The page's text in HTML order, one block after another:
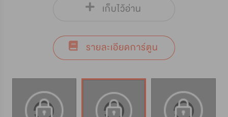
เก็บไว้อ่าน
รายละเอียดการ์ตูน